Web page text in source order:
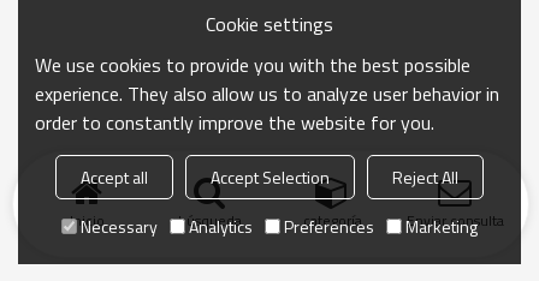
Inicio búsqueda categoría Enviar consulta
Cookie settings
We use cookies to provide you with the best possible
experience. They also allow us to analyze user behavior in
order to constantly improve the website for you.
Accept all Accept Selection
Reject All
Necessary
Analytics Preferences Marketing